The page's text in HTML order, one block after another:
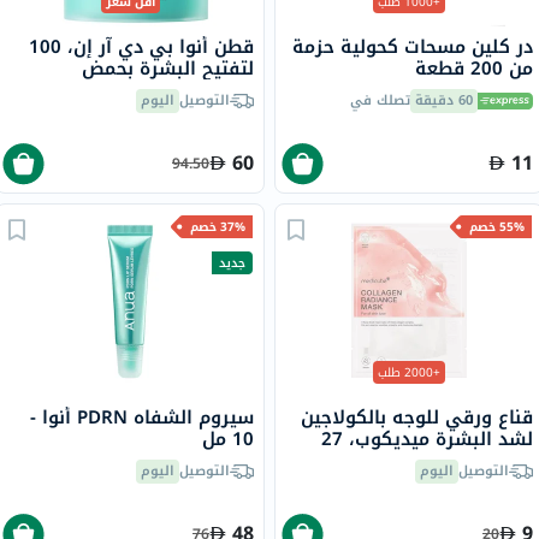
در كلين مسحات كحولية حزمة
من 200 قطعة
60 دقيقة تصلك في
11
قطن أنوا بي دي آر إن، 100
لتفتيح البشرة بحمض
قطنةالتوصيل اليوم
60
94.50
55% خصم
+2000 طلب
قناع ورقي للوجه بالكولاجين
لشد البشرة ميديكوب، 27
جرامالتوصيل اليوم
20
37% خصم
جديد
سيروم الشفاه PDRN أنوا -
10 مل
التوصيل اليوم
76